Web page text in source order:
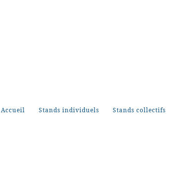
Accueil Stands individuels Stands collectifs